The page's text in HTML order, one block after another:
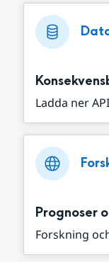
Ladda ner
Prognoser
Forskning